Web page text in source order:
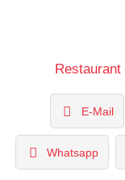
Restaurant
E-Mail
Whatsapp